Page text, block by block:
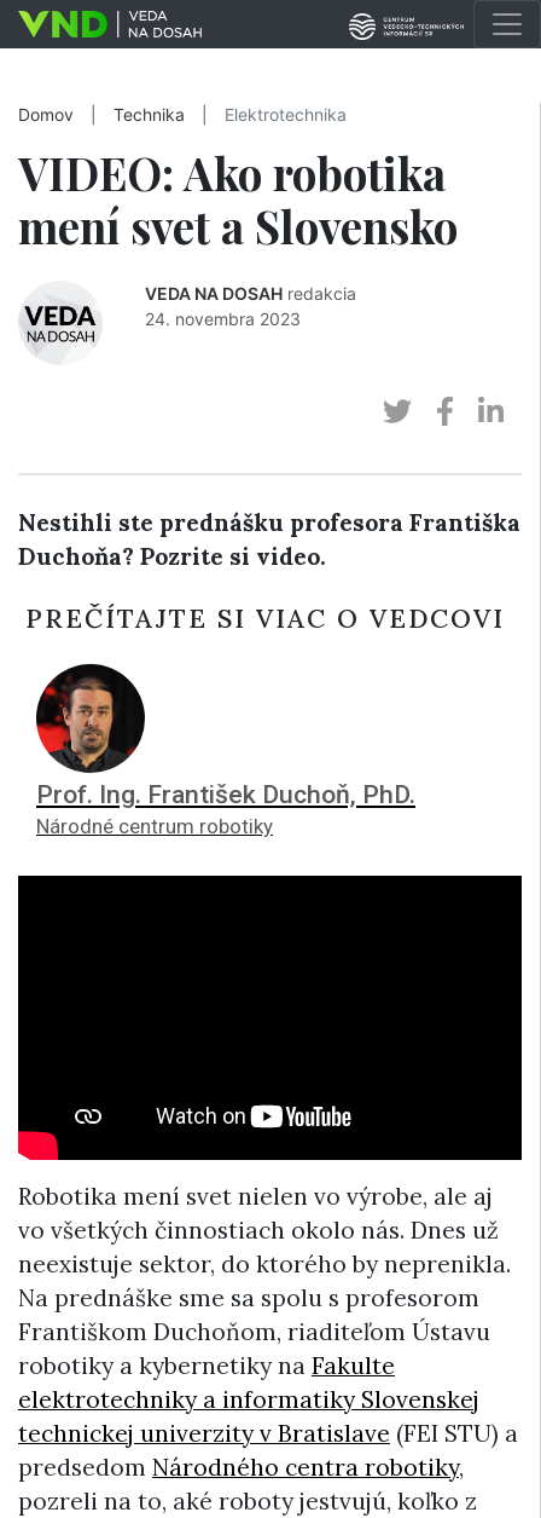
Domov Technika Elektrotechnika
VIDEO: Ako robotika
mení svet a Slovensko
VEDA NA DOSAH redakcia
24. novembra 2023
Nestihli ste prednášku profesora Františka
Duchoňa? Pozrite si video.
PREČÍTAJTE SI VIAC O VEDCOVI
Prof. Ing. František Duchoň, PhD.
Národné centrum robotiky
Robotika mení svet nielen vo výrobe, ale aj
vo všetkých činnostiach okolo nás. Dnes už
neexistuje sektor, do ktorého by neprenikla.
Na prednáške sme sa spolu s profesorom
Františkom Duchoňom, riaditeľom Ústavu
robotiky a kybernetiky na Fakulte
elektrotechniky a informatiky Slovenskej
technickej univerzity v Bratislave (FEI STU) a
predsedom Národného centra robotiky,
pozreli na to, aké roboty jestvujú, koľko z